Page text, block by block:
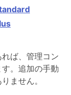
ば、管理コン
。追加の手動
ません。